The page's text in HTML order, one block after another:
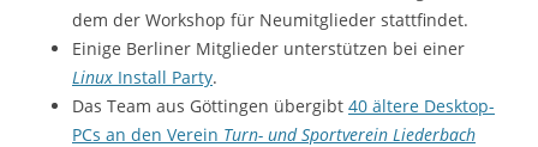
dem der Workshop für Neumitglieder stattfindet.
Einige Berliner Mitglieder unterstützen bei einer
Linux Install Party.
Das Team aus Göttingen übergibt 40 ältere Desktop-
PCs an den Verein Turn- und Sportverein Liederbach